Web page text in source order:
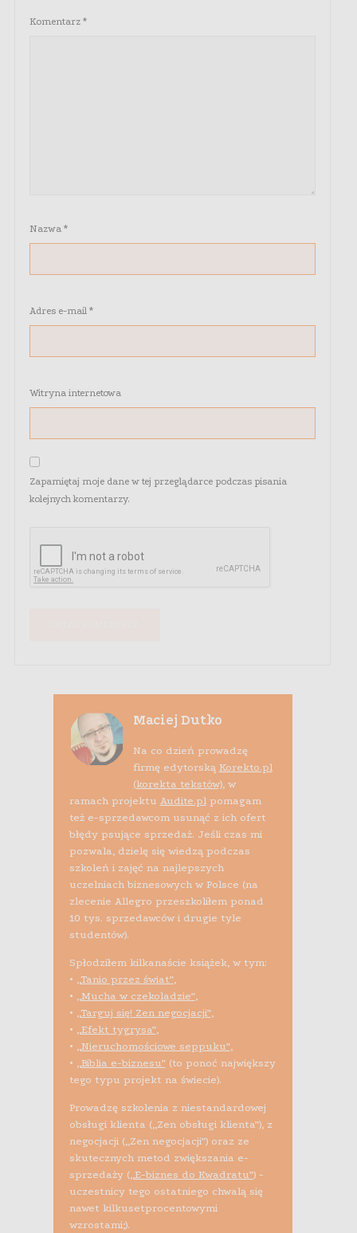
Komentarz *
Nazwa *
Adres e-mail *
Witryna internetowa
Zapamiętaj moje dane w tej przeglądarce podczas pisania
kolejnych komentarzy.
Maciej Dutko
Na co dzień prowadzę
firmę edytorską Korekto.pl
(korekta tekstów), w
ramach projektu Audite.plpomagam
też e-sprzedawcom usunąć z ich ofert
błędy psujące sprzedaż. Jeśli czas mi
pozwala, dzielę się wiedzą podczas
szkoleń i zajęć na najlepszych
uczelniach biznesowych w Polsce (na
zlecenie Allegro przeszkoliłem ponad
10 tys. sprzedawców i drugie tyle
studentów).
Spłodziłem kilkanaście książek, w tym:
• „Tanio przez świat”,
• „Mucha w czekoladzie”,
• „Targuj się! Zen negocjacji”,
• „Efekt tygrysa”,
• „Nieruchomościowe seppuku”,
• „Biblia e-biznesu”(to ponoć największy
tego typu projekt na świecie).
Prowadzę szkolenia z niestandardowej
obsługi klienta („Zen obsługi klienta”), z
negocjacji („Zen negocjacji”) oraz ze
skutecznych metod zwiększania e-
sprzedaży („E-biznes do Kwadratu”) -
uczestnicy tego ostatniego chwalą się
nawet kilkusetprocentowymi
wzrostami;).